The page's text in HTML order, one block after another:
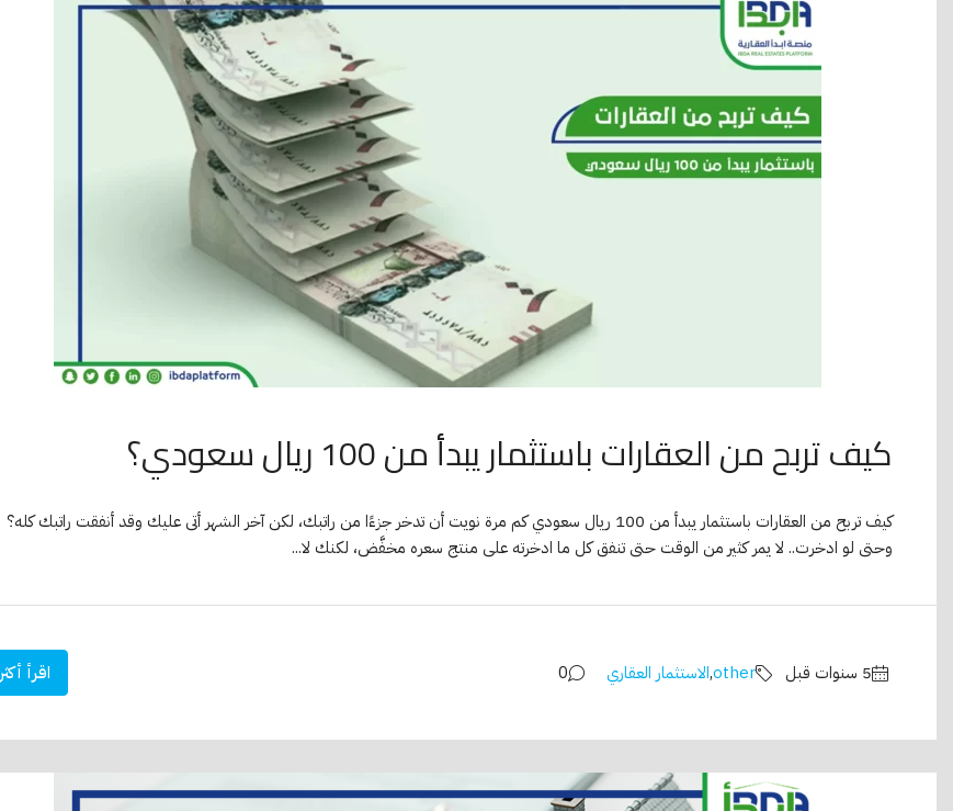
كيف تربح من العقارات باستثمار يبدأ من 100 ريال سعودي؟
كيف تربح من العقارات باستثمار يبدأ من 100 ريال سعودي كم مرة نويت أن تدخر جزءًا من راتبك، لكن آخر الشهر أتى عليك وقد أنفقت راتبك كله؟
وحتى لو ادخرت.. لا يمر كثير من الوقت حتى تنفق كل ما ادخرته على منتج سعره مخفَّض، لكنك لا...
other
,الاستثمار العقاري 0 اقرأ أكثر